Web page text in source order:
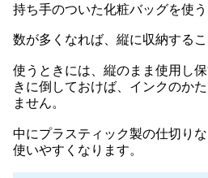
持ち手のついた化粧バッグを使
数が多くなれば、縦に収納する
使うときには、縦のまま使用し
きに倒しておけば、インクのか
ません。
中にプラスティック製の仕切り
使いやすくなります。